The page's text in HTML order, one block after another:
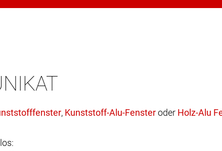
, oder